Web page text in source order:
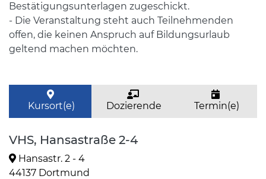
Bestätigungsunterlagen zugeschickt.
- Die Veranstaltung steht auch Teilnehmenden
offen, die keinen Anspruch auf Bildungsurlaub
geltend machen möchten.
Kursort(e) Dozierende Termin(e)
VHS, Hansastraße 2-4
Hansastr. 2 - 4
44137 Dortmund